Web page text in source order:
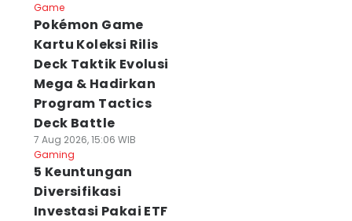
Game
Pokémon Game
Kartu Koleksi Rilis
Deck Taktik Evolusi
Mega & Hadirkan
Program Tactics
Deck Battle
7 Aug 2026, 15:06 WIB
Gaming
5 Keuntungan
Diversifikasi
Investasi Pakai ETF